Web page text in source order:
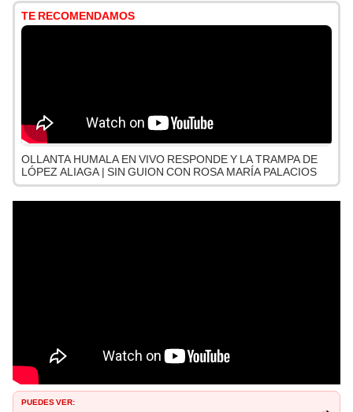
TE RECOMENDAMOS
OLLANTA HUMALA EN VIVO RESPONDE Y LA TRAMPA DE
LÓPEZ ALIAGA | SIN GUION CON ROSA MARÍA PALACIOS
PUEDES VER: